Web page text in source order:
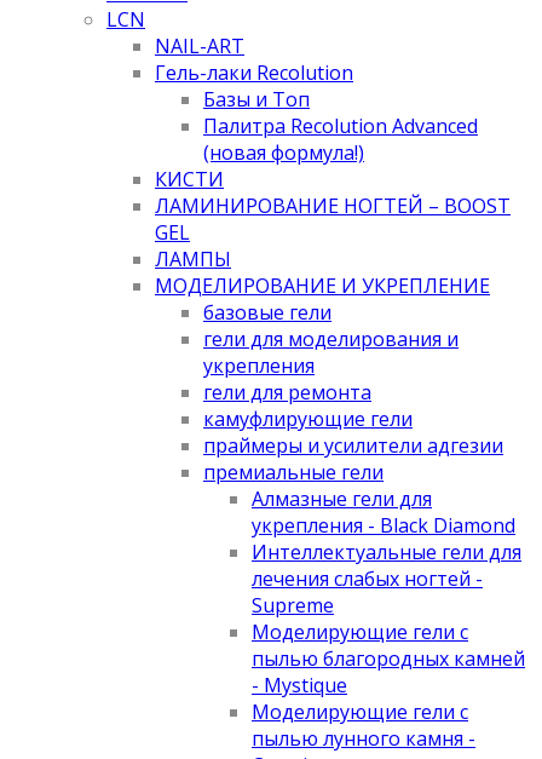
LCN
NAIL-ART
Гель-лаки Recolution
Базы и Топ
Палитра Recolution Advanced
(новая формула!)
КИСТИ
ЛАМИНИРОВАНИЕ НОГТЕЙ – BOOST
GEL
ЛАМПЫ
МОДЕЛИРОВАНИЕ И УКРЕПЛЕНИЕ
базовые гели
гели для моделирования и
укрепления
гели для ремонта
камуфлирующие гели
праймеры и усилители адгезии
премиальные гели
Алмазные гели для
укрепления - Black Diamond
Интеллектуальные гели для
лечения слабых ногтей -
Supreme
Моделирующие гели с
пылью благородных камней
- Mystique
Моделирующие гели с
пылью лунного камня -